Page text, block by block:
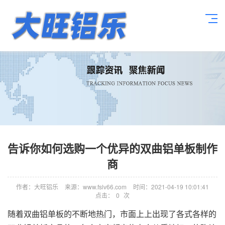
告诉你如何选购一个优异的双曲铝单板制作
商
作者：大旺铝乐 来源：www.fslv66.com
时间：2021-04-19 10:01:41
点击：
0 次
随着双曲铝单板的不断地热门，市面上上出现了各式各样的